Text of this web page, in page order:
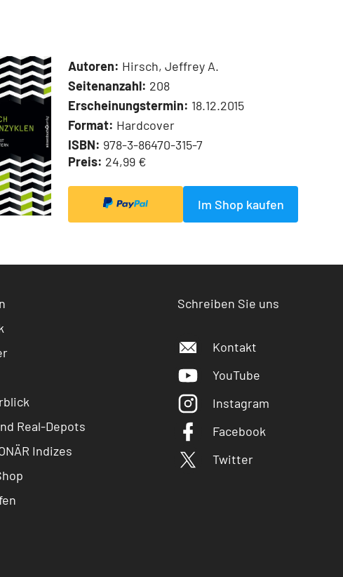
Autoren: Hirsch, Jeffrey A.
Seitenanzahl: 208
Erscheinungstermin: 18.12.2015
Format: Hardcover
ISBN: 978-3-86470-315-7
Preis: 24,99 €
Im Shop kaufen
Real-Depots
Indizes
Schreiben Sie uns
Kontakt
YouTube
Instagram
Facebook
Twitter